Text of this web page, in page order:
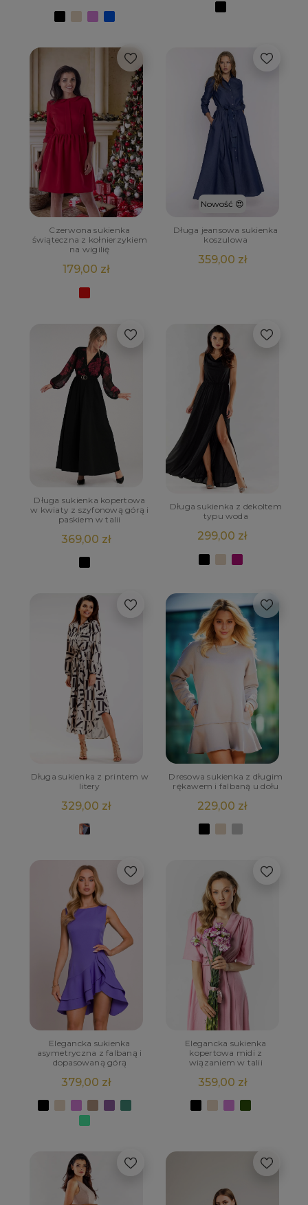
Czerwona sukienka
świąteczna z kołnierzykiem
na wigilię
179,00 zł
Nowość 😍
Długa jeansowa sukienka
koszulowa
359,00 zł
Długa sukienka kopertowa
w kwiaty z szyfonową górą i
paskiem w talii
369,00 zł
Długa sukienka z dekoltem
typu woda
299,00 zł
Długa sukienka z printem w
litery
329,00 zł
Dresowa sukienka z długim
rękawem i falbaną u dołu
229,00 zł
Elegancka sukienka
asymetryczna z falbaną i
dopasowaną górą
379,00 zł
Elegancka sukienka
kopertowa midi z
wiązaniem w talii
359,00 zł